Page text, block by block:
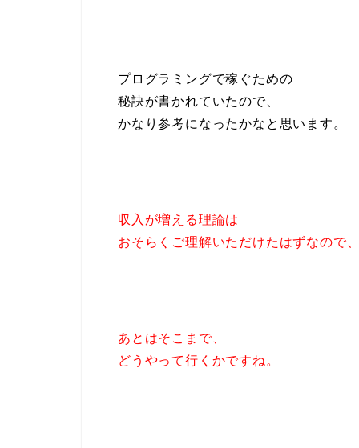
プログラミングで稼ぐための
秘訣が書かれていたので、
かなり参考になったかなと思います。
収入が増える理論は
おそらくご理解いただけたはずなので
あとはそこまで、
どうやって行くかですね。